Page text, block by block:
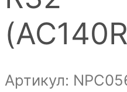
Артикул: